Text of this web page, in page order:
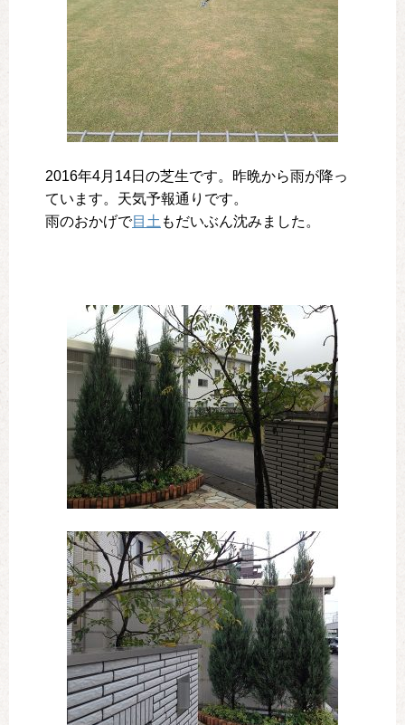
2016年4月14日の芝生です。昨晩から雨が降っ
ています。天気予報通りです。
雨のおかげで目土 もだいぶん沈みました。